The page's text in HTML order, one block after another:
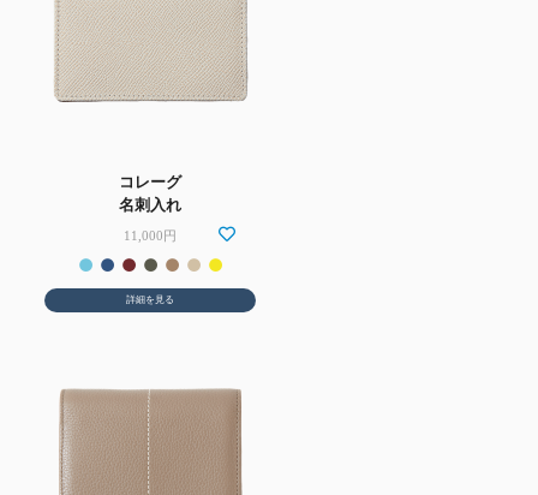
コレーグ
名刺入れ
11,000円
詳細を見る